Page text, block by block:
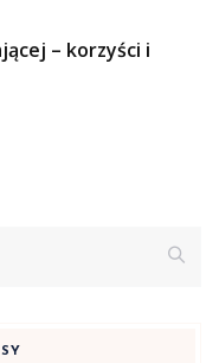
– korzyści i